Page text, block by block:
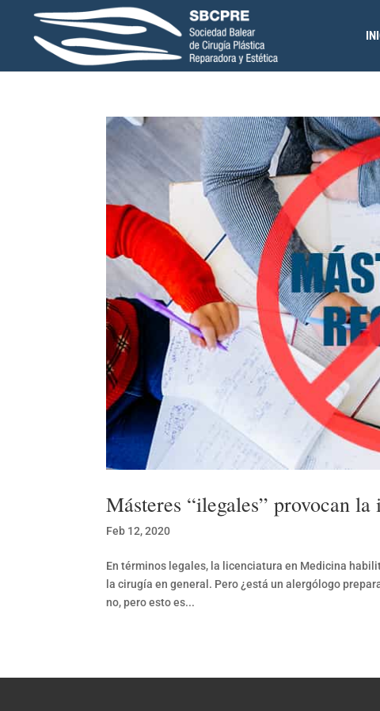
Másteres “ilegales” provocan
Feb 12, 2020
En términos legales, la licenciatura en Medicina
la cirugía en general. Pero ¿está un alergólogo
no, pero esto es...